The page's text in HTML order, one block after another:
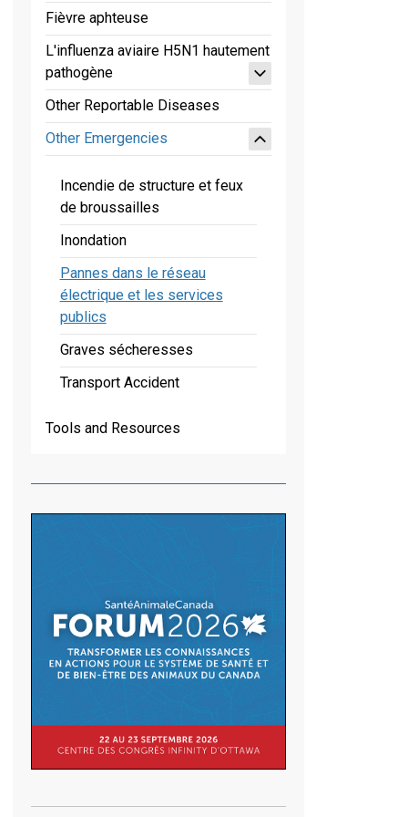
Fièvre aphteuse
L'influenza aviaire H5N1 hautement
pathogène
Other Reportable Diseases
Other Emergencies
Incendie de structure et feux
de broussailles
Inondation
Pannes dans le réseau
électrique et les services
publics
Graves sécheresses
Transport Accident
Tools and Resources